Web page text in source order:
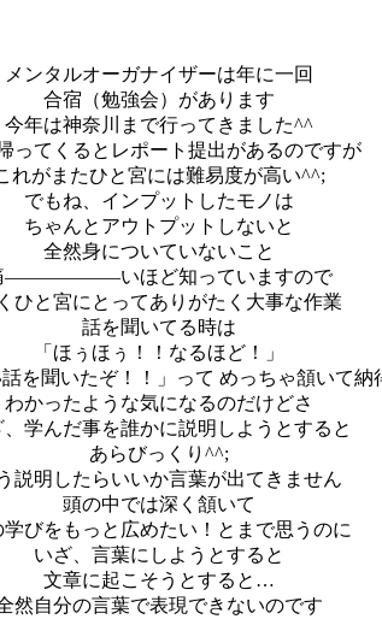
メンタルオーガナイザーは年に一回
合宿（勉強会）があります
今年は神奈川まで行ってきました^^
ってくるとレポート提出があるのですが
れがまたひと宮には難易度が高い^^;
でもね、インプットしたモノは
ちゃんとアウトプットしないと
全然身についていないこと
――――――いほど知っていますので
ひと宮にとってありがたく大事な作業
話を聞いてる時は
「ほぅほぅ！！なるほど！」
話を聞いたぞ！！」って めっちゃ頷いて納
わかったような気になるのだけどさ
、学んだ事を誰かに説明しようとすると
あらびっくり^^;
説明したらいいか言葉が出てきません
頭の中では深く頷いて
学びをもっと広めたい！とまで思うのに
いざ、言葉にしようとすると
文章に起こそうとすると…
然自分の言葉で表現できないのです